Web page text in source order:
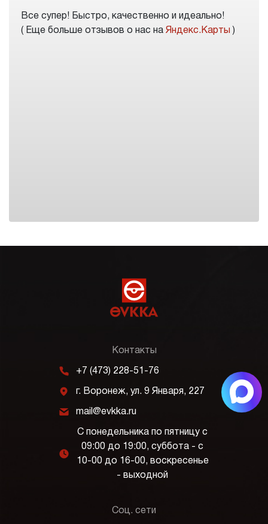
Все супер! Быстро, качественно и идеально!
( Еще больше отзывов о нас на Яндекс.Карты )
Контакты
m +7 (473) 228-51-76
j г. Воронеж, ул. 9 Января, 227
k mail@evkka.ru
l
С понедельника по пятницу с
09:00 до 19:00, суббота - с
10-00 до 16-00, воскресенье
- выходной
Соц. сети